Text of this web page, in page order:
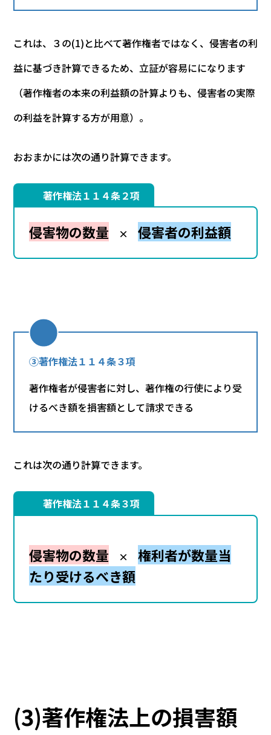
これは、 ３の(1)と比べて著作権者ではなく、侵害者の利
益に基づき計算できるため、立証が容易にになります
（著作権者の本来の利益額の計算よりも、侵害者の実際
の利益を計算する方が用意）。
おおまかには次の通り計算できます。
著作権法１１４条２項
侵害物の数量 × 侵害者の利益額
③著作権法１１４条３項
著作権者が侵害者に対し、著作権の行使により受
けるべき額を損害額として請求できる
これは次の通り計算できます。
著作権法１１４条３項
侵害物の数量 × 権利者が数量当
たり受けるべき額
(3)著作権法上の損害額